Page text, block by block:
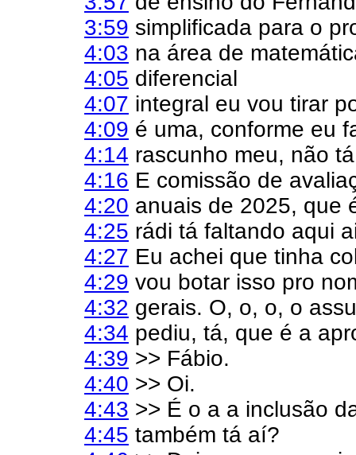
3:59 simplificada para o
4:03 na área de
4:05 diferencial
4:07 integral eu vou tirar
4:09 é uma, conforme eu
4:14 rascunho meu, não
4:16 E comissão de
4:20 anuais de 2025, que
4:25 rádi tá faltando aqui
4:27 Eu achei que tinha
4:29 vou botar isso pro
4:32 gerais. O, o, o, o
4:34 pediu, tá, que é a
4:39 >> Fábio.
4:40 >> Oi.
4:43 >> É o a a inclusão
4:45 também tá aí?